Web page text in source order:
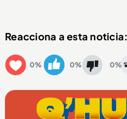
Reacciona a esta noticia:
0% 0% 0%